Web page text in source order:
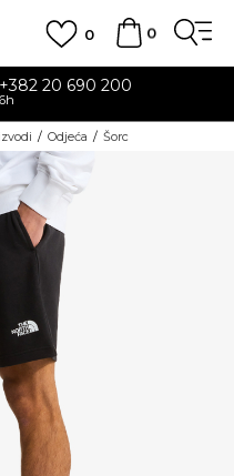
0
0
20 690 200
Odjeća Šorc